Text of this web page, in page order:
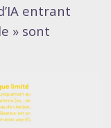
entrant
» sont